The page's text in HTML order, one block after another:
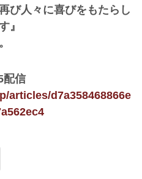
び人々に喜びをもたらし
』
配信
articles/d7a358468866e